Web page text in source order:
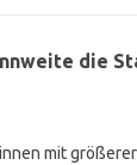
die
mit